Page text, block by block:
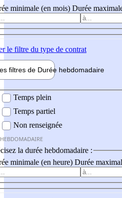
minimale (en mois) Durée
le filtre du type de contrat
filtres de Durée hebdomadaire
Temps plein
Temps partiel
Non renseignée
la durée hebdomadaire :
minimale (en heure) Durée